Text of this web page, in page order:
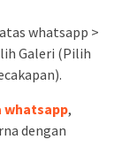
whatsapp >
Galeri (Pilih
whatsapp,
dengan